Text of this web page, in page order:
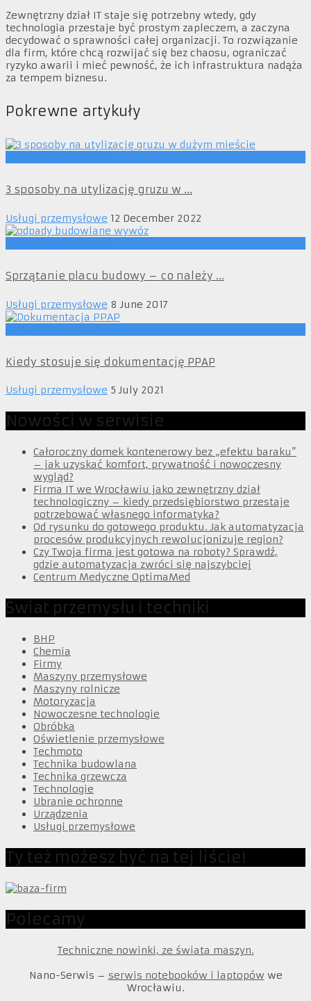
Zewnętrzny dział IT staje się potrzebny wtedy, gdy
technologia przestaje być prostym zapleczem, a zaczyna
decydować o sprawności całej organizacji. To rozwiązanie
dla firm, które chcą rozwijać się bez chaosu, ograniczać
ryzyko awarii i mieć pewność, że ich infrastruktura nadąża
za tempem biznesu.
Pokrewne artykuły
3 sposoby na utylizację gruzu w ...
Usługi przemysłowe 12 December 2022
Sprzątanie placu budowy – co należy ...
Usługi przemysłowe 8 June 2017
Kiedy stosuje się dokumentację PPAP
Usługi przemysłowe 5 July 2021
Nowości w serwisie
Całoroczny domek kontenerowy bez „efektu baraku”
– jak uzyskać komfort, prywatność i nowoczesny
wygląd?
Firma IT we Wrocławiu jako zewnętrzny dział
technologiczny – kiedy przedsiębiorstwo przestaje
potrzebować własnego informatyka?
Od rysunku do gotowego produktu. Jak automatyzacja
procesów produkcyjnych rewolucjonizuje region?
Czy Twoja firma jest gotowa na roboty? Sprawdź,
gdzie automatyzacja zwróci się najszybciej
Centrum Medyczne OptimaMed
Świat przemysłu i techniki
BHP
Chemia
Firmy
Maszyny przemysłowe
Maszyny rolnicze
Motoryzacja
Nowoczesne technologie
Obróbka
Oświetlenie przemysłowe
Techmoto
Technika budowlana
Technika grzewcza
Technologie
Ubranie ochronne
Urządzenia
Usługi przemysłowe
Ty też możesz być na tej liście!
Polecamy
Techniczne nowinki, ze świata maszyn.
Nano-Serwis – serwis notebooków i laptopów we
Wrocławiu.